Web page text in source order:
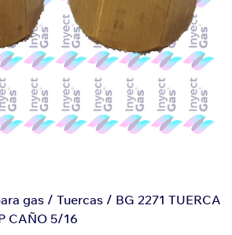
gas / Tuercas / BG 2271 TUERCA
CAÑO 5/16